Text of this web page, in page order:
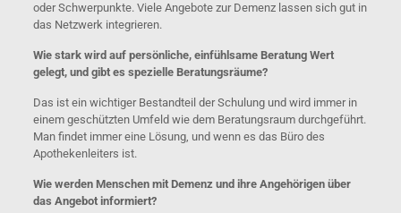
oder Schwerpunkte. Viele Angebote zur Demenz lassen sich gut in
das Netzwerk integrieren.
Wie stark wird auf persönliche, einfühlsame Beratung Wert
gelegt, und gibt es spezielle Beratungsräume?
Das ist ein wichtiger Bestandteil der Schulung und wird immer in
einem geschützten Umfeld wie dem Beratungsraum durchgeführt.
Man findet immer eine Lösung, und wenn es das Büro des
Apothekenleiters ist.
Wie werden Menschen mit Demenz und ihre Angehörigen über
das Angebot informiert?